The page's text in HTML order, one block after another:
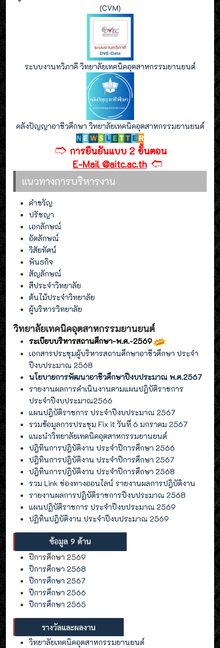
(CVM)
ระบบงานทวิภาคี วิทยาลัยเทคนิคอุตสาหกรรมยานยนต์
คลังปัญญาอาชีวศึกษา วิทยาลัยเทคนิคอุตสาหกรรมยานยนต์
🢣 การยืนยันแบบ 2 ขั้นตอน
E-Mail @aitc.ac.th 🢢
แนวทางการบริหารงาน
คำขวัญ
ปรัชญา
เอกลักษณ์
อัตลักษณ์
วิสัยทัศน์
พันธกิจ
สัญลักษณ์
สีประจำวิทยาลัย
ต้นไม้ประจำวิทยาลัย
ผู้บริหารวิทยาลัย
วิทยาลัยเทคนิคอุตสาหกรรมยานยนต์
ระเบียบบริหารสถานศึกษา-พ.ศ.-2569
เอกสารประชุมผู้บริหารสถานศึกษาอาชีวศึกษา ประจำ
ปีงบประมาณ 2568
นโยบายการพัฒนาอาชีวศึกษาปีงบประมาณ พ.ศ.2567
รายงานผลการดำเนินงานตามแผนปฎิบัติราชการ
ประจำปีงบประมาณ2566
แผนปฎิบัติราชการ ประจำปีงบประมาณ 2567
รวมข้อมูลการประชุม Fix it วันที่ 6 มกราคม 2567
แนะนำวิทยาลัยเทคนิคอุตสาหกรรมยานยนต์
ปฎิทินการปฎิบัติงาน ประจำปีการศึกษา 2566
ปฎิทินการปฎิบัติงาน ประจำปีการศึกษา 2567
ปฎิทินการปฎิบัติงาน ประจำปีการศึกษา 2568
รวม Link ช่องทางออนไลน์ รายงานผลการปฎิบัติงาน
รายงานผลการปฏิบัติราชการปีงบประมาณ 2568
แผนปฏิบัติราชการ ประจำปีงบประมาณ 2569
ปฏิทินปฎิบัติงาน ประจำปีงบประมาณ 2569
ปีการศึกษา 2569
ปีการศึกษา 2568
ปีการศึกษา 2567
ปีการศึกษา 2566
ปีการศึกษา 2565
วิทยาลัยเทคนิคอุตสาหกรรมยานยนต์